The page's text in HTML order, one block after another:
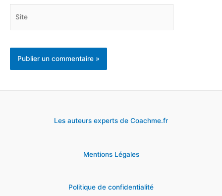
Les auteurs experts de Coachme.fr
Mentions Légales
Politique de confidentialité